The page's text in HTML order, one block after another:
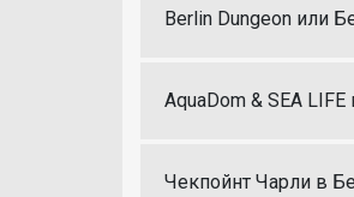
Berlin Dungeon или
AquaDom & SEA
Чекпойнт Чарли в